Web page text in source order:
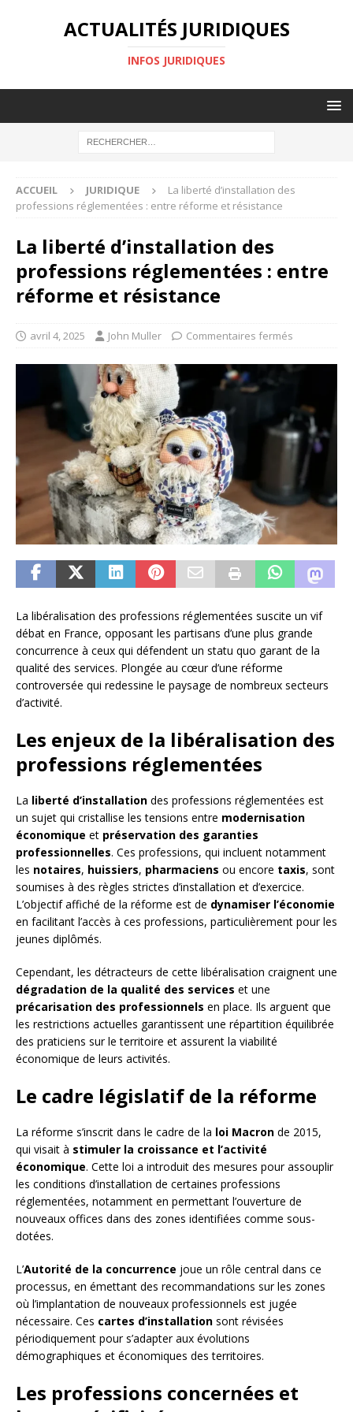
ACTUALITÉS JURIDIQUES
INFOS JURIDIQUES
ACCUEIL JURIDIQUE
La liberté d’installation des
professions réglementées : entre réforme et résistance
La liberté d’installation des
professions réglementées : entre
réforme et résistance
avril 4, 2025 John Muller Commentaires fermés
La libéralisation des professions réglementées suscite un vif
débat en France, opposant les partisans d’une plus grande
concurrence à ceux qui défendent un statu quo garant de la
qualité des services. Plongée au cœur d’une réforme
controversée qui redessine le paysage de nombreux secteurs
d’activité.
Les enjeux de la libéralisation des
professions réglementées
La liberté d’installation des professions réglementées est
un sujet qui cristallise les tensions entre modernisation
économique et préservation des garanties
professionnelles. Ces professions, qui incluent notamment
les notaires, huissiers, pharmaciens ou encore taxis, sont
soumises à des règles strictes d’installation et d’exercice.
L’objectif affiché de la réforme est de dynamiser l’économie
en facilitant l’accès à ces professions, particulièrement pour les
jeunes diplômés.
Cependant, les détracteurs de cette libéralisation craignent une
dégradation de la qualité des services et une
précarisation des professionnels en place. Ils arguent que
les restrictions actuelles garantissent une répartition équilibrée
des praticiens sur le territoire et assurent la viabilité
économique de leurs activités.
Le cadre législatif de la réforme
La réforme s’inscrit dans le cadre de la loi Macron de 2015,
qui visait à stimuler la croissance et l’activité
économique. Cette loi a introduit des mesures pour assouplir
les conditions d’installation de certaines professions
réglementées, notamment en permettant l’ouverture de
nouveaux offices dans des zones identifiées comme sous-
dotées.
L’Autorité de la concurrence joue un rôle central dans ce
processus, en émettant des recommandations sur les zones
où l’implantation de nouveaux professionnels est jugée
nécessaire. Ces cartes d’installation sont révisées
périodiquement pour s’adapter aux évolutions
démographiques et économiques des territoires.
Les professions concernées et